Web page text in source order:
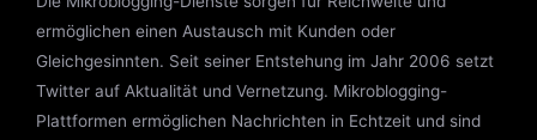
ermöglichen einen Austausch mit Kunden oder
Gleichgesinnten. Seit seiner Entstehung im Jahr 2006 setzt
Twitter auf Aktualität und Vernetzung. Mikroblogging-
Plattformen ermöglichen Nachrichten in Echtzeit und sind